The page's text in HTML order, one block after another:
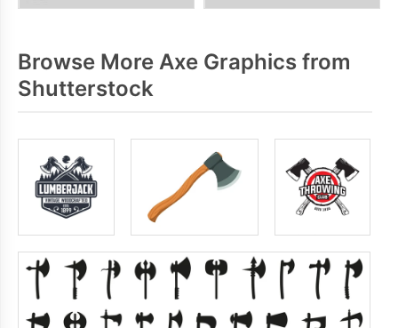
Browse More Axe Graphics from
Shutterstock